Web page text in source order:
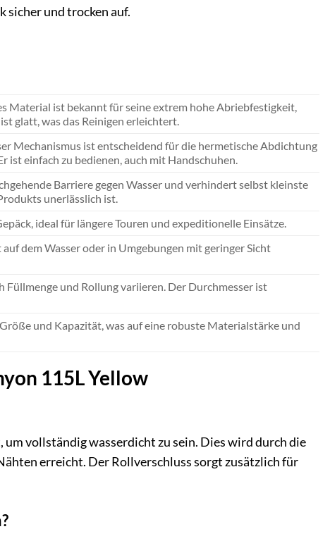
sicher und trocken auf.
Material ist bekannt für seine extrem hohe Abriebfestigkeit,
glatt, was das Reinigen erleichtert.
Mechanismus ist entscheidend für die hermetische Abdichtung
ist einfach zu bedienen, auch mit Handschuhen.
Barriere gegen Wasser und verhindert selbst kleinste
unerlässlich ist.
ideal für längere Touren und expeditionelle Einsätze.
dem Wasser oder in Umgebungen mit geringer Sicht
Füllmenge und Rollung variieren. Der Durchmesser ist
und Kapazität, was auf eine robuste Materialstärke und
115L Yellow
vollständig wasserdicht zu sein. Dies wird durch die
erreicht. Der Rollverschluss sorgt zusätzlich für